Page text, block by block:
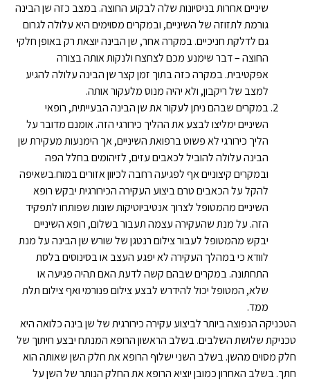
שיניים אחרות בניסיונות שלה לבקוע החוצה. במצב כזה שן הבינה
גורמת לתזוזה של השיניים, ובמקרים מסוימים היא עלולה לגרום
גם לדלקת חניכיים. במקרה אחר, שן הבינה יוצאת רק באופן חלקי
החוצה – דבר שימנע מכם לצחצח ולנקות אותה בצורה
אפקטיבית. במקרה כזה בתוך זמן קצר שן הבינה עלולה להגיע
למצב של ריקבון, ולא יהיה מנוס מלעקור אותה.
במקרים שבהם ניתן לעקור את שן הבינה הבעייתית, רופאי
השיניים ימליצו לבצע את ההליך כירורגי הזה. אומנם מדובר על
הליך כירורגי לא פשוט ברפואת השיניים, אך הימנעות מעקירת שן
הבינה עלולה להוביל לכאבים עזים, לזיהומים בחלל הפה
ובמקרים קיצוניים אף לפגיעה רחבה לכיוון אזורים במוח.בשאיפה
להקל על הכאבים טרם ביצוע העקירה הכירורגית יבקש רופא
השיניים מהמטופל לצרוך אנטיביוטיקות שונות שפותחו לתפקיד
הזה. על מנת שהעקירה עצמה תעבור בשלום, רופא השיניים
יבקש מהמטופל לעבור צילום רנטגן של שורש שן הבינה על מנת
לוודא כי במהלך העקירה לא יפגע העצב או בסינוסים בלסת
התחתונה. במקרים שבהם קשה לדעת האם תהיה פגיעה או
שלא, המטופל יכול להידרש לבצע צילום פנורמי ואף צילום תלת
ממד.
הטכניקה הנפוצה ביותר לביצוע עקירה כירורגית של שן בינה כלואה היא
טכניקת שלושת השלבים. בשלב הראשון הרופא המנתח יבצע חיתוך של
חלק מסוים מהשן. בשלב השני ישלוף הרופא את חלק השן שאותה הוא
חתך. בשלב האחרון כמובן יוציא הרופא את החלק הנותר של השן על